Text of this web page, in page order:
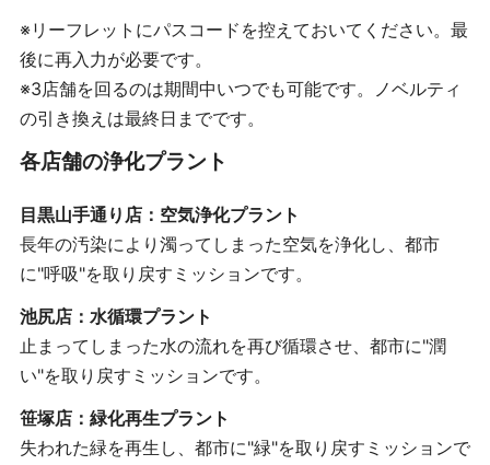
※リーフレットにパスコードを控えておいてください。最
後に再入力が必要です。
※3店舗を回るのは期間中いつでも可能です。ノベルティ
の引き換えは最終日までです。
各店舗の浄化プラント
目黒山手通り店：空気浄化プラント
長年の汚染により濁ってしまった空気を浄化し、都市
に"呼吸"を取り戻すミッションです。
池尻店：水循環プラント
止まってしまった水の流れを再び循環させ、都市に"潤
い"を取り戻すミッションです。
笹塚店：緑化再生プラント
失われた緑を再生し、都市に"緑"を取り戻すミッションで